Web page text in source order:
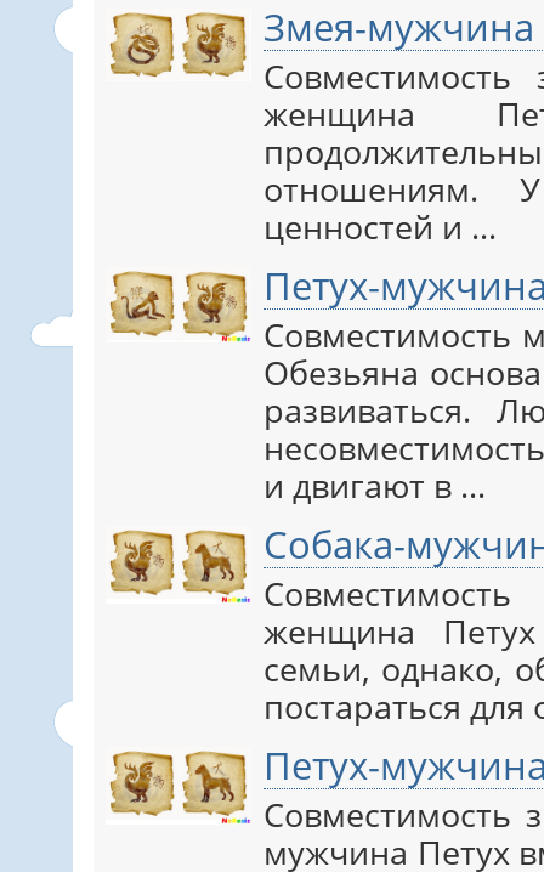
Змея-
женщина
отношениям.
ценностей и ...
Петух-
Совместимость
Обезьяна
развиваться.
и двигают в ...
Собака-
женщина
семьи, однако,
постараться
Петух-
Совместимость
мужчина Петух